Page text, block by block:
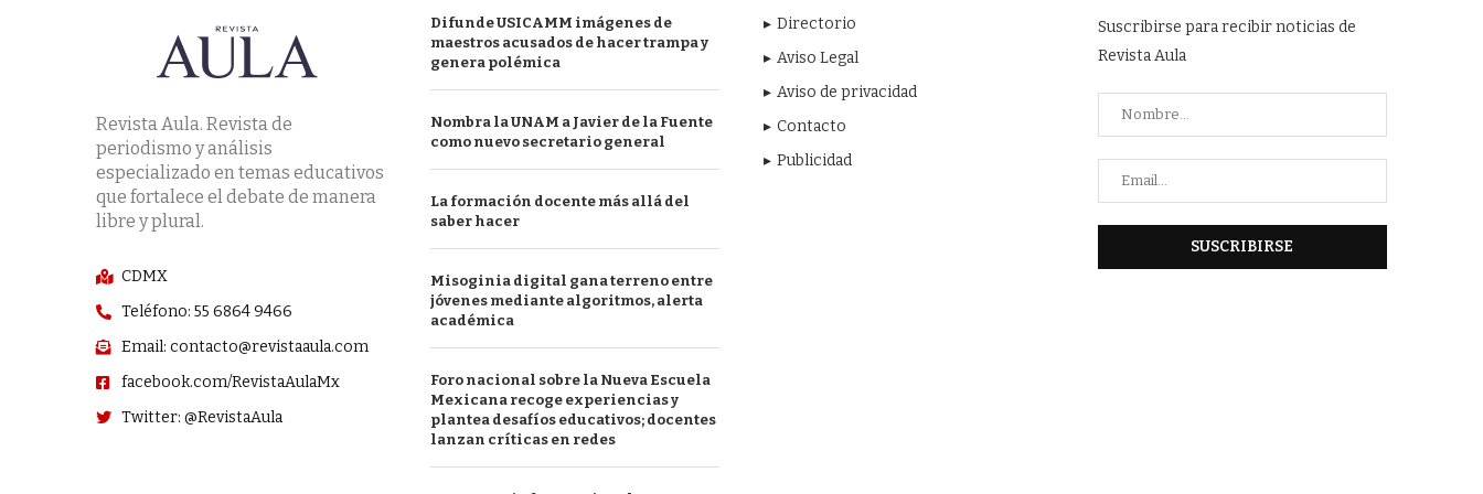
Revista Aula. Revista de
periodismo y análisis
especializado en temas educativos
que fortalece el debate de manera
libre y plural.
CDMX
Teléfono: 55 6864 9466
Email: contacto@revistaaula.com
facebook.com/RevistaAulaMx
Twitter: @RevistaAula
Difunde USICAMM imágenes de
maestros acusados de hacer trampa y
genera polémica
Nombra la UNAM a Javier de la Fuente
como nuevo secretario general
La formación docente más allá del
saber hacer
Misoginia digital gana terreno entre
jóvenes mediante algoritmos, alerta
académica
Foro nacional sobre la Nueva Escuela
Mexicana recoge experiencias y
plantea desafíos educativos; docentes
lanzan críticas en redes
Directorio
Aviso Legal
Aviso de privacidad
Contacto
Publicidad
Suscribirse para recibir noticias de
Revista Aula